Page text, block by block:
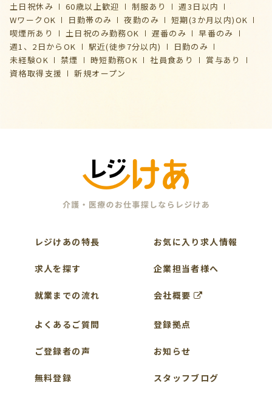
土日祝休み
60歳以上歓迎 制服あり
週3日以内
WワークOK
日勤帯のみ 夜勤のみ
短期(3か月以内)OK
喫煙所あり
土日祝のみ勤務OK 遅番のみ
早番のみ
週1、2日からOK
駅近(徒歩7分以内)
日勤のみ
未経験OK
禁煙 時短勤務OK 社員食あり
賞与あり
資格取得支援
新規オープン
レジけあの特長
求人を探す
就業までの流れ
よくあるご質問
ご登録者の声
無料登録
お気に入り求人情報
企業担当者様へ
会社概要
登録拠点
お知らせ
スタッフブログ